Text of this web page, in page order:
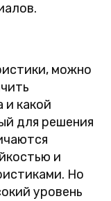
можно
и какой
для решения
и
Но
уровень